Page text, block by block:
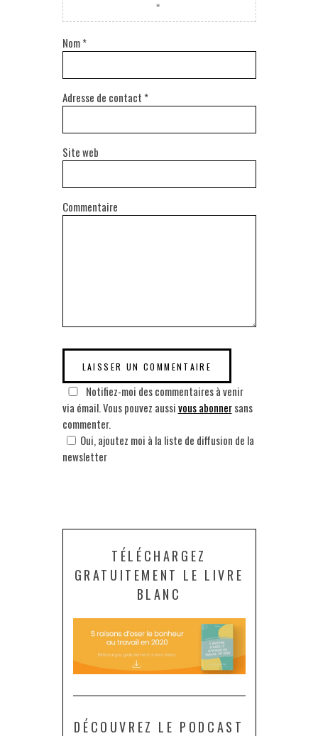
*
Nom*
Adresse de contact *
Site web
Commentaire
Notifiez-moi des commentaires à venir
via émail. Vous pouvez aussivous abonnersans
commenter.
Oui, ajoutez moi à la liste de diffusion de la
newsletter
TÉLÉCHARGEZ
GRATUITEMENT LE LIVRE
BLANC
DÉCOUVREZ LE PODCAST